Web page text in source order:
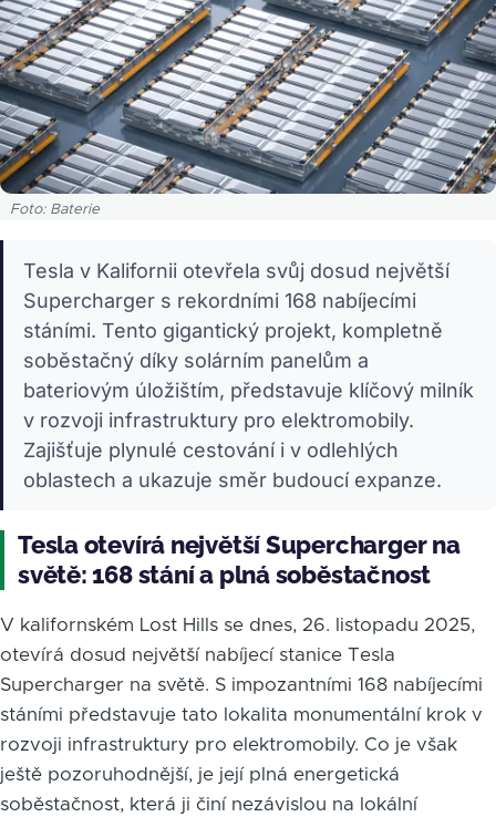
Foto: Baterie
Tesla v Kalifornii otevřela svůj dosud největší
Supercharger s rekordními 168 nabíjecími
stáními. Tento gigantický projekt, kompletně
soběstačný díky solárním panelům a
bateriovým úložištím, představuje klíčový milník
v rozvoji infrastruktury pro elektromobily.
Zajišťuje plynulé cestování i v odlehlých
oblastech a ukazuje směr budoucí expanze.
Tesla otevírá největší Supercharger na
světě: 168 stání a plná soběstačnost
V kalifornském Lost Hills se dnes, 26. listopadu 2025,
otevírá dosud největší nabíjecí stanice Tesla
Supercharger na světě. S impozantními 168 nabíjecími
stáními představuje tato lokalita monumentální krok v
rozvoji infrastruktury pro elektromobily. Co je však
ještě pozoruhodnější, je její plná energetická
soběstačnost, která ji činí nezávislou na lokální